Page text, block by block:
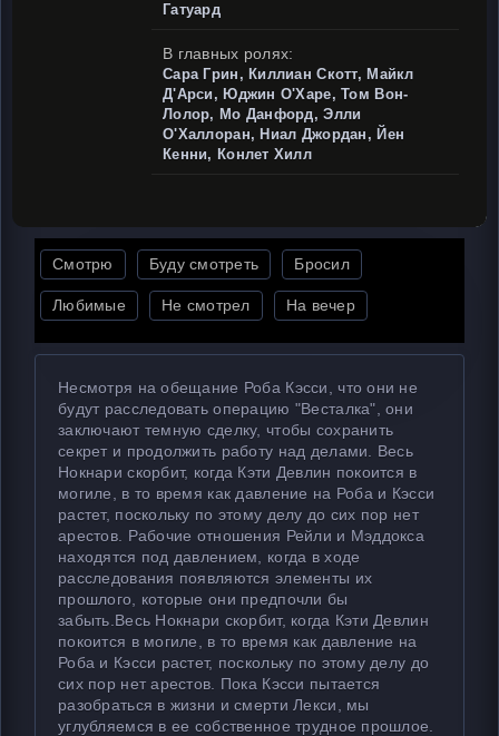
Гатуард
В главных ролях:
Сара Грин, Киллиан Скотт, Майкл
Д'Арси, Юджин О'Харе, Том Вон-
Лолор, Мо Данфорд, Элли
О'Халлоран, Ниал Джордан, Йен
Кенни, Конлет Хилл
Смотрю Буду смотреть Бросил
Любимые Не смотрел На вечер
Несмотря на обещание Роба Кэсси, что они не
будут расследовать операцию "Весталка", они
заключают темную сделку, чтобы сохранить
секрет и продолжить работу над делами. Весь
Нокнари скорбит, когда Кэти Девлин покоится в
могиле, в то время как давление на Роба и Кэсси
растет, поскольку по этому делу до сих пор нет
арестов. Рабочие отношения Рейли и Мэддокса
находятся под давлением, когда в ходе
расследования появляются элементы их
прошлого, которые они предпочли бы
забыть.Весь Нокнари скорбит, когда Кэти Девлин
покоится в могиле, в то время как давление на
Роба и Кэсси растет, поскольку по этому делу до
сих пор нет арестов. Пока Кэсси пытается
разобраться в жизни и смерти Лекси, мы
углубляемся в ее собственное трудное прошлое.